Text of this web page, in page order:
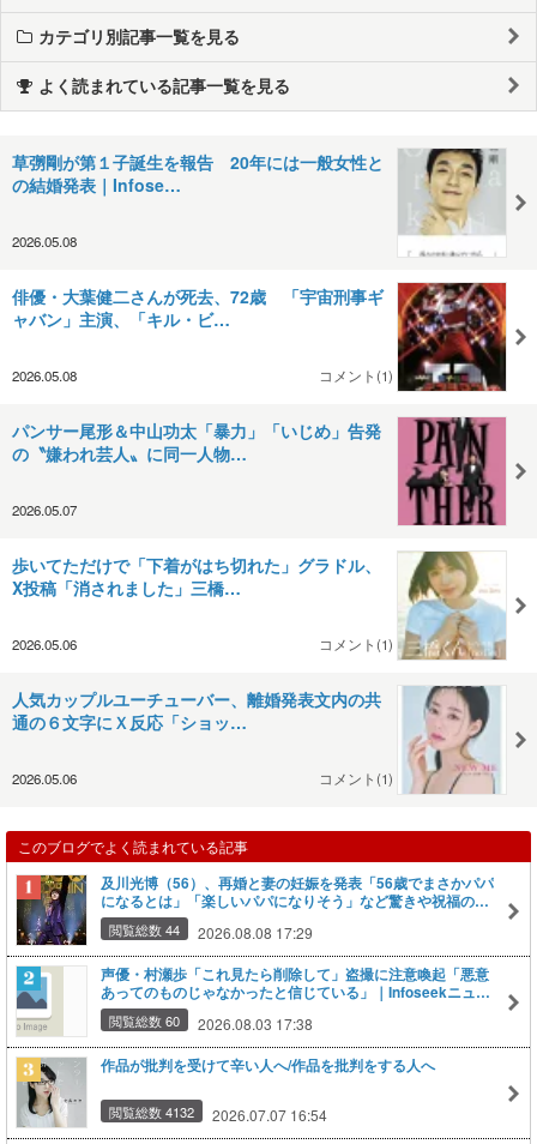
カテゴリ別記事一覧を見る
よく読まれている記事一覧を見る
草彅剛が第１子誕生を報告 20年には一般女性と
の結婚発表｜Infose…
2026.05.08
俳優・大葉健二さんが死去、72歳 「宇宙刑事ギ
ャバン」主演、「キル・ビ…
2026.05.08 コメント(1)
パンサー尾形＆中山功太「暴力」「いじめ」告発
の〝嫌われ芸人〟に同一人物…
2026.05.07
歩いてただけで「下着がはち切れた」グラドル、
X投稿「消されました」三橋…
2026.05.06 コメント(1)
人気カップルユーチューバー、離婚発表文内の共
通の６文字にＸ反応「ショッ…
2026.05.06 コメント(1)
このブログでよく読まれている記事
及川光博（56）、再婚と妻の妊娠を発表「56歳でまさかパパ
になるとは」「楽しいパパになりそう」など驚きや祝福の声
｜Infoseekニュース
閲覧総数 44 2026.08.08 17:29
声優・村瀬歩「これ見たら削除して」盗撮に注意喚起「悪意
あってのものじゃなかったと信じている」｜Infoseekニュー
ス閲覧総数 60 2026.08.03 17:38
作品が批判を受けて辛い人へ/作品を批判をする人へ
閲覧総数 4132 2026.07.07 16:54